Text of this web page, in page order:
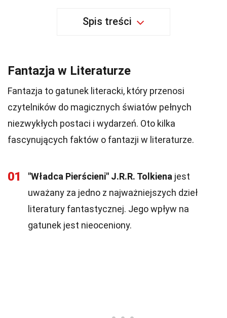
Spis treści
Fantazja w Literaturze
Fantazja to gatunek literacki, który przenosi
czytelników do magicznych światów pełnych
niezwykłych postaci i wydarzeń. Oto kilka
fascynujących faktów o fantazji w literaturze.
01 "Władca Pierścieni" J.R.R. Tolkiena jest
uważany za jedno z najważniejszych dzieł
literatury fantastycznej. Jego wpływ na
gatunek jest nieoceniony.